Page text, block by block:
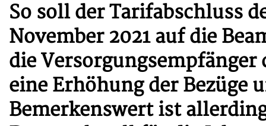
So soll der Tarifabschluss
November 2021 auf die
die Versorgungsempfänger
eine Erhöhung der Bezüge
Bemerkenswert ist